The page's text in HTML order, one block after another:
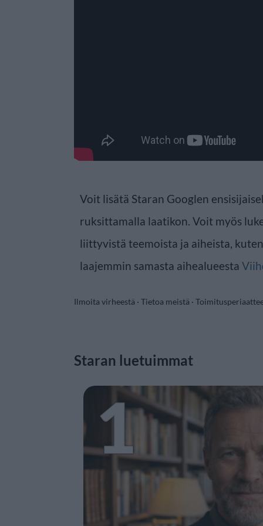
Voit lisätä Staran Googlen
ruksittamalla laatikon. Voit myös
liittyvistä teemoista ja aiheista, kuten
laajemmin samasta aihealueesta
Ilmoita virheestä · Tietoa meistä ·
Staran luetuimmat
1